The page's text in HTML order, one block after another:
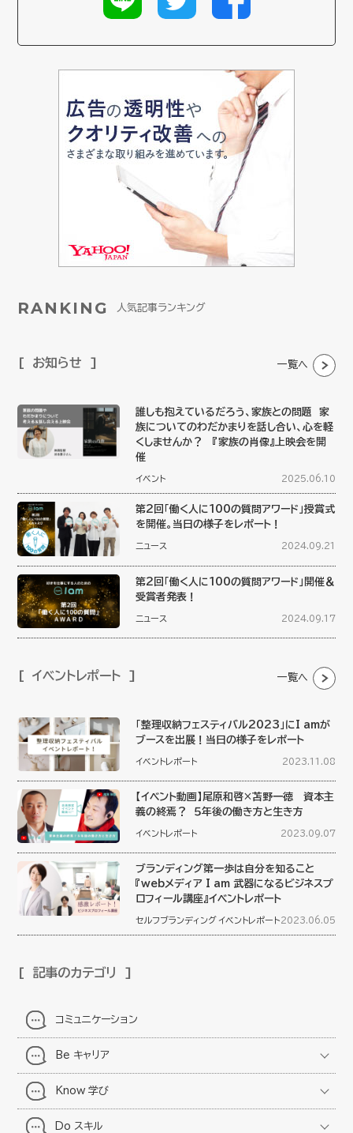
RANKING 人気記事ランキング
お知らせ 一覧へ
誰しも抱えているだろう、家族との問題 家
族についてのわだかまりを話し合い、心を軽
くしませんか？ 『家族の肖像』上映会を開
催
イベント 2025.06.10
第2回「働く人に100の質問アワード」授賞式
を開催。当日の様子をレポート！
ニュース 2024.09.21
第2回「働く人に100の質問アワード」開催＆
受賞者発表！
ニュース 2024.09.17
イベントレポート 一覧へ
「整理収納フェスティバル2023」にI amが
ブースを出展！当日の様子をレポート
イベントレポート 2023.11.08
【イベント動画】尾原和啓×苫野一徳 資本主
義の終焉？ ５年後の働き方と生き方
イベントレポート 2023.09.07
ブランディング第一歩は自分を知ること
『webメディア I am 武器になるビジネスプ
ロフィール講座』イベントレポート
セルフブランディング イベントレポート 2023.06.05
記事のカテゴリ
コミュニケーション
Be キャリア
Know 学び
Do スキル